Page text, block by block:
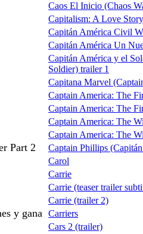
Part 2
y gana
Caos El Inicio (Chaos
Capitalism: A Love Story
Capitán América Civil
Capitán América Un
Capitán América y el
Soldier) trailer 1
Capitana Marvel
Captain America: The
Captain America: The
Captain America: The
Captain America: The
Captain Phillips
Carol
Carrie
Carrie (teaser trailer
Carrie (trailer 2)
Carriers
Cars 2 (trailer)